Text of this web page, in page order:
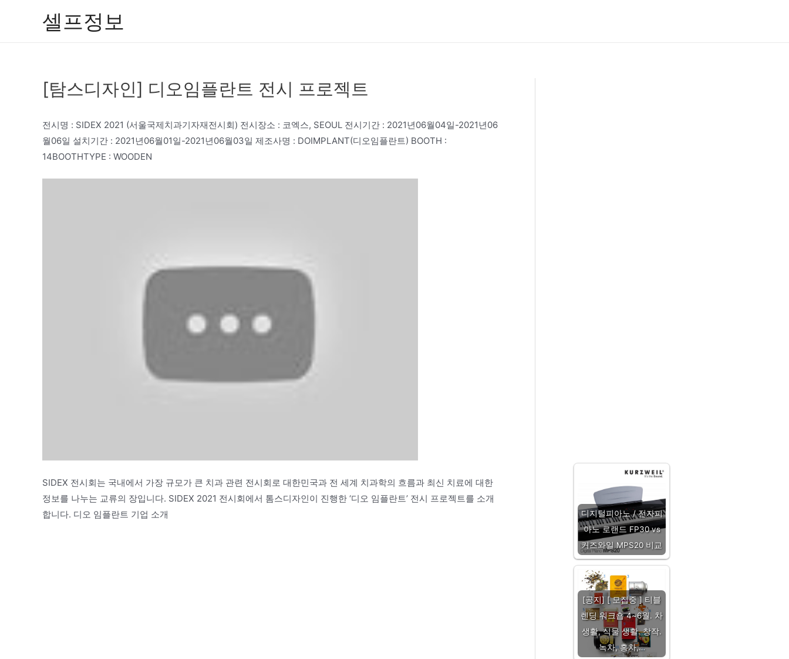
셀프정보
[탐스디자인] 디오임플란트 전시 프로젝트
전시명 : SIDEX 2021 (서울국제치과기자재전시회) 전시장소 : 코엑스, SEOUL 전시기간 : 2021년06월04일-2021년06
월06일 설치기간 : 2021년06월01일-2021년06월03일 제조사명 : DOIMPLANT(디오임플란트) BOOTH :
14BOOTHTYPE : WOODEN
SIDEX 전시회는 국내에서 가장 규모가 큰 치과 관련 전시회로 대한민국과 전 세계 치과학의 흐름과 최신 치료에 대한
정보를 나누는 교류의 장입니다. SIDEX 2021 전시회에서 톰스디자인이 진행한 ‘디오 임플란트’ 전시 프로젝트를 소개
합니다. 디오 임플란트 기업 소개
디지털피아노 / 전자피
아노 로랜드 FP30 vs
커즈와일 MPS20 비교
[공지] [ 모집중 ] 티블
렌딩 워크숍 4~6월. 차
생활, 식물 생활. 창작.
녹차, 홍차,…